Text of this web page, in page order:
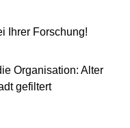
Ihrer Forschung!
Organisation: Alter
gefiltert